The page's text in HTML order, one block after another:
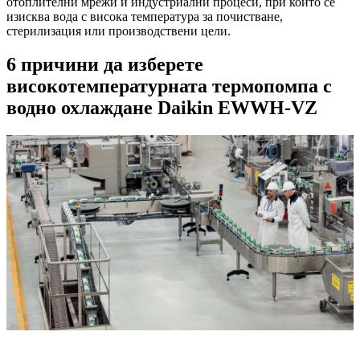
изисква вода с висока температура за почистване,
стерилизация или производствени цели.
6 причини да изберете
високотемпературната термопомпа с
водно охлаждане Daikin EWWH-VZ